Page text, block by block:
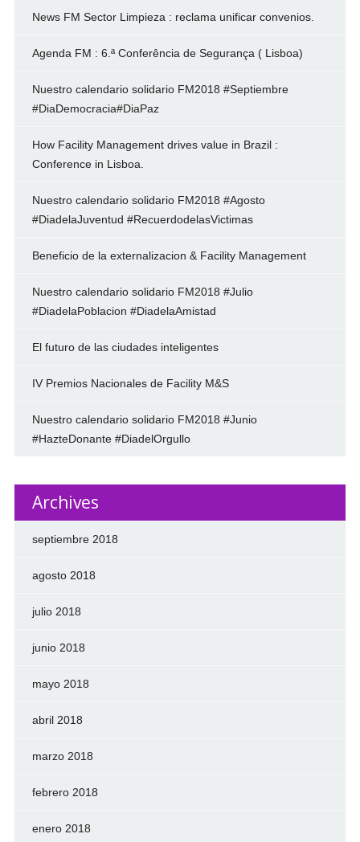
News FM Sector Limpieza : reclama unificar convenios.
Agenda FM : 6.ª Conferência de Segurança ( Lisboa)
Nuestro calendario solidario FM2018 #Septiembre
#DiaDemocracia#DiaPaz
How Facility Management drives value in Brazil :
Conference in Lisboa.
Nuestro calendario solidario FM2018 #Agosto
#DiadelaJuventud #RecuerdodelasVictimas
Beneficio de la externalizacion & Facility Management
Nuestro calendario solidario FM2018 #Julio
#DiadelaPoblacion #DiadelaAmistad
El futuro de las ciudades inteligentes
IV Premios Nacionales de Facility M&S
Nuestro calendario solidario FM2018 #Junio
#HazteDonante #DiadelOrgullo
Archives
septiembre 2018
agosto 2018
julio 2018
junio 2018
mayo 2018
abril 2018
marzo 2018
febrero 2018
enero 2018